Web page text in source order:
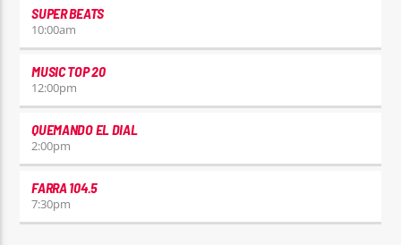
SUPER BEATS
10:00am
MUSIC TOP 20
12:00pm
QUEMANDO EL DIAL
2:00pm
FARRA 104.5
7:30pm